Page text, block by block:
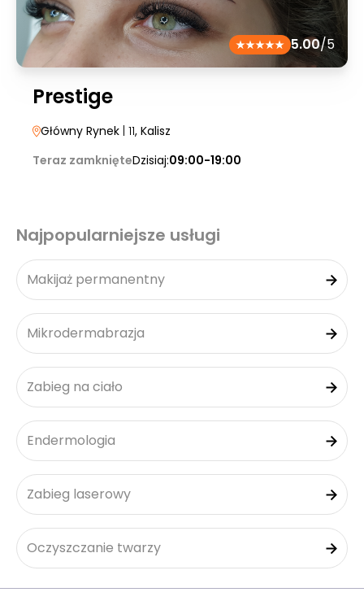
5.00/5
Prestige
Główny Rynek | 11, Kalisz
Teraz zamknięteDzisiaj:09:00-19:00
Najpopularniejsze usługi
Makijaż permanentny
Mikrodermabrazja
Zabieg na ciało
Endermologia
Zabieg laserowy
Oczyszczanie twarzy